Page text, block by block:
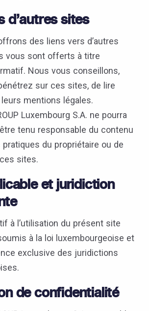
d’autres sites
des liens vers d’autres
vous sont offerts à titre
Nous vous conseillons,
sur ces sites, de lire
mentions légales.
Luxembourg S.A. ne pourra
tenu responsable du contenu
du propriétaire ou de
ces sites.
et juridiction
à l’utilisation du présent site
à la loi luxembourgeoise et
exclusive des juridictions
de confidentialité